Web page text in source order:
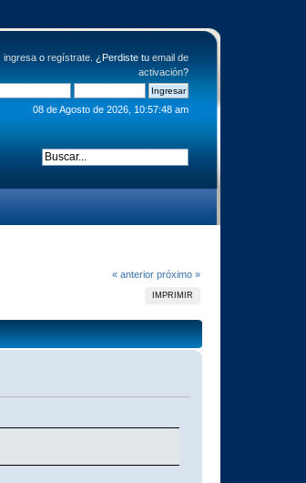
ingresao regístrate. ¿Perdiste tu email de
activación?
08 de Agosto de 2026, 10:57:48 am
« anterior próximo »
IMPRIMIR